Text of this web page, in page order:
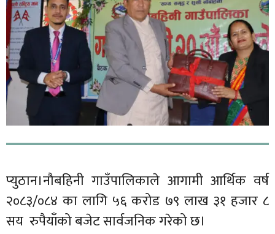
प्युठान।नौबहिनी गाउँपालिकाले आगामी आर्थिक वर्ष
२०८३/०८४ का लागि ५६ करोड ७९ लाख ३१ हजार ८
सय रुपैयाँको बजेट सार्वजनिक गरेको छ।